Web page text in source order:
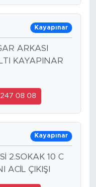
Kayapınar
ARKASI
KAYAPINAR
08 08
Kayapınar
2.SOKAK 10 C
ACİL ÇIKIŞI